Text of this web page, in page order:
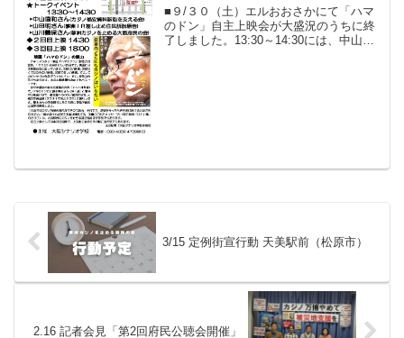
■９/３０（土）エルおおさかにて「ハマ
のドン」自主上映会が大盛況のうちに終
了しました。13:30～14:30には、中山直
3/15 定例街宣行動 天美駅前（松原市）
2.16 記者会見「第2回府民公聴会開催」